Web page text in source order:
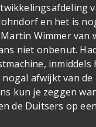
en het is
Wimmer van
niet onbenut.
inmiddels
afwijkt van de
kun je zeggen
de Duitsers op